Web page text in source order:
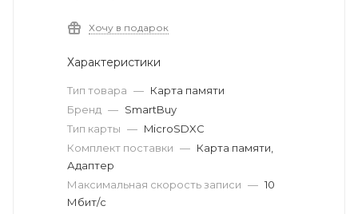
Хочу в подарок
Характеристики
Тип товара — Карта памяти
Бренд — SmartBuy
Тип карты — MicroSDXC
Комплект поставки — Карта памяти,
Адаптер
Максимальная скорость записи — 10
Мбит/с